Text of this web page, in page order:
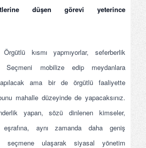
düşen görevi yeterince
Örgütlü kısmı yapmıyorlar, seferberlik
Seçmeni mobilize edip meydanlara
ama bir de örgütlü faaliyette
mahalle düzeyinde de yapacaksınız.
yapan, sözü dinlenen kimseler,
eşrafına, aynı zamanda daha geniş
seçmene ulaşarak siyasal yönetim